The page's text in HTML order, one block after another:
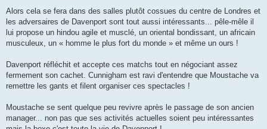
Alors cela se fera dans des salles plutôt cossues du centre de Londres et
les adversaires de Davenport sont tout aussi intéressants... pêle-mêle il
lui propose un hindou agile et musclé, un oriental bondissant, un africain
musculeux, un « homme le plus fort du monde » et même un ours !
Davenport réfléchit et accepte ces matchs tout en négociant assez
fermement son cachet. Cunnigham est ravi d'entendre que Moustache va
remettre les gants et filent organiser ces spectacles !
Moustache se sent quelque peu revivre après le passage de son ancien
manager... non pas que ses activités actuelles soient peu intéressantes